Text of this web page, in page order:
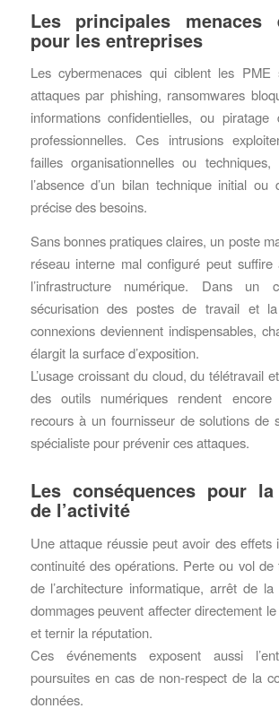
Les principales menaces
pour les entreprises
Les cybermenaces qui ciblent les PME
attaques par phishing, ransomwares
informations confidentielles, ou
professionnelles. Ces intrusions
failles organisationnelles ou techniques,
l’absence d’un bilan technique initial ou
précise des besoins.
Sans bonnes pratiques claires, un poste
réseau interne mal configuré peut
l’infrastructure numérique. Dans un
sécurisation des postes de travail et
connexions deviennent indispensables,
élargit la surface d’exposition.
L’usage croissant du cloud, du télétravail
des outils numériques rendent
recours à un fournisseur de solutions de
spécialiste pour prévenir ces attaques.
Les conséquences pour
de l’activité
Une attaque réussie peut avoir des effets
continuité des opérations. Perte ou vol de
de l’architecture informatique, arrêt de
dommages peuvent affecter directement le
et ternir la réputation.
Ces événements exposent aussi
poursuites en cas de non-respect de la
données.